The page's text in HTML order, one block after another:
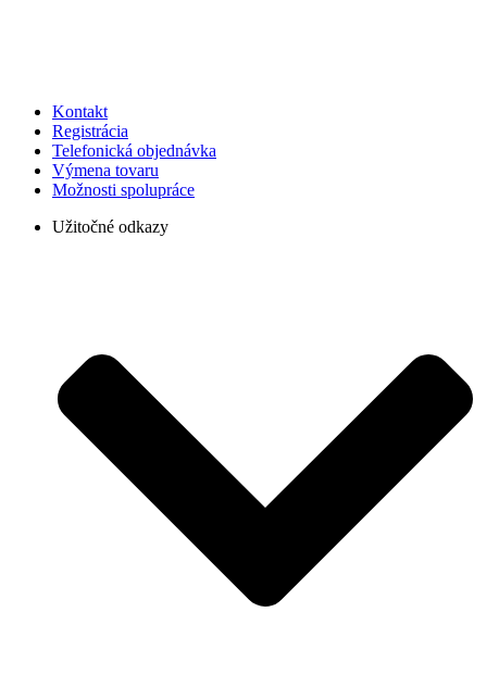
Kontakt
Registrácia
Telefonická objednávka
Výmena tovaru
Možnosti spolupráce
Užitočné odkazy